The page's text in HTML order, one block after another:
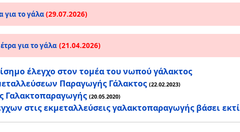
για το γάλα(29.07.2026)
για το γάλα (21.04.2026)
έλεγχο στον τομέα του νωπού γάλακτος
Παραγωγής Γάλακτος (22.02.2023)
Γαλακτοπαραγωγής (20.05.2020)
στις εκμεταλλεύσεις γαλακτοπαραγωγής βάσει